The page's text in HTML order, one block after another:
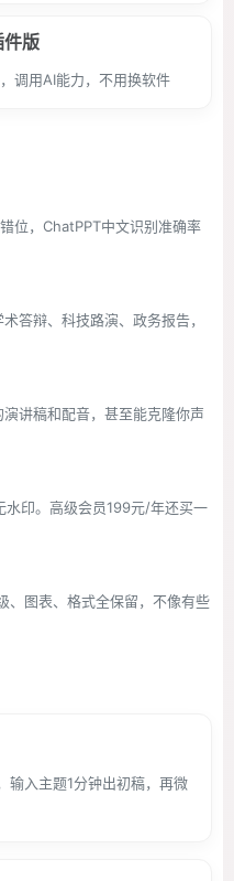
版
调用AI能力，不用换软件
位，ChatPPT中文识别准确率
答辩、科技路演、政务报告，
讲稿和配音，甚至能克隆你声
水印。高级会员199元/年还买一
、图表、格式全保留，不像有些
输入主题1分钟出初稿，再微